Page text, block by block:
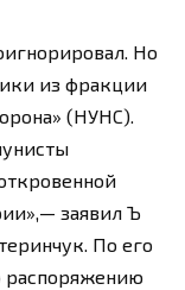
Но
из фракции
(НУНС).
заявил Ъ
По его
распоряжению